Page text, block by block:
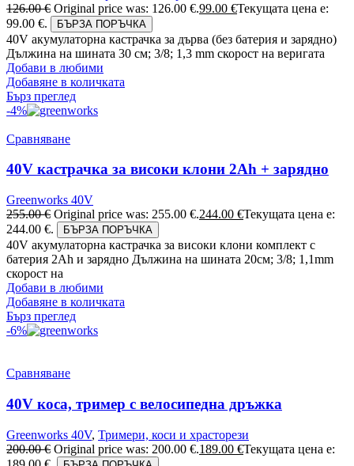
126.00€ Original price was: 126.00 €.99.00 €Текущата цена е:
99.00 €.
БЪРЗА ПОРЪЧКА
40V акумулаторна кастрачка за дърва (без батерия и зарядно)
Дължина на шината 30 см; 3/8; 1,3 mm скорост на веригата
Добави в любими
Добавяне в количката
Бърз преглед
-4%
Сравняване
40V кастрачка за високи клони 2Ah + зарядно
Greenworks 40V
255.00€ Original price was: 255.00 €.244.00 €Текущата цена е:
244.00 €.
БЪРЗА ПОРЪЧКА
40V акумулаторна кастрачка за високи клони комплект с
батерия 2Ah и зарядно Дължина на шината 20см; 3/8; 1,1mm
скорост на
Добави в любими
Добавяне в количката
Бърз преглед
-6%
Сравняване
40V коса, тример с велосипедна дръжка
Greenworks 40V, Тримери, коси и храсторези
200.00€ Original price was: 200.00 €.189.00 €Текущата цена е: